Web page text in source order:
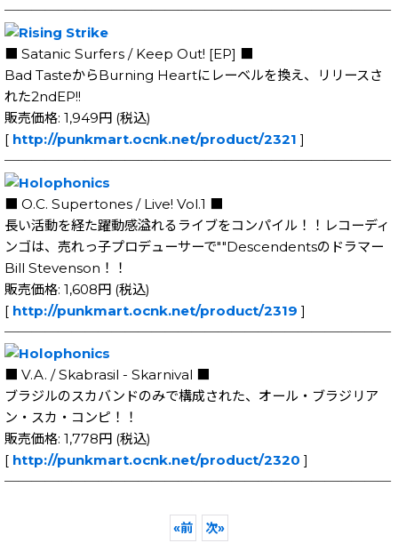
─────────────────────────────
■ Satanic Surfers / Keep Out! [EP] ■
Bad TasteからBurning Heartにレーベルを換え、リリースさ
れた2ndEP!!
販売価格: 1,949円 (税込)
[ http://punkmart.ocnk.net/product/2321 ]
─────────────────────────────
■ O.C. Supertones / Live! Vol.1 ■
長い活動を経た躍動感溢れるライブをコンパイル！！レコーディ
ンゴは、売れっ子プロデューサーで""Descendentsのドラマー
Bill Stevenson！！
販売価格: 1,608円 (税込)
[ http://punkmart.ocnk.net/product/2319 ]
─────────────────────────────
■ V.A. / Skabrasil - Skarnival ■
ブラジルのスカバンドのみで構成された、オール・ブラジリア
ン・スカ・コンピ！！
販売価格: 1,778円 (税込)
[ http://punkmart.ocnk.net/product/2320 ]
─────────────────────────────
«前 次»